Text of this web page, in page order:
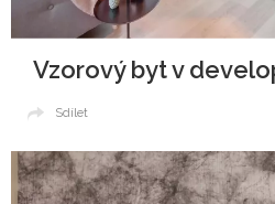
Sdílet